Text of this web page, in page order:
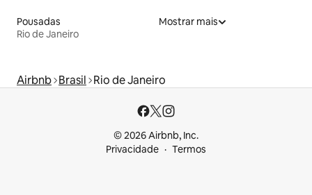
Pousadas
Rio de Janeiro
Mostrar mais
Airbnb Brasil Rio de Janeiro
© 2026 Airbnb, Inc.
Privacidade
Termos